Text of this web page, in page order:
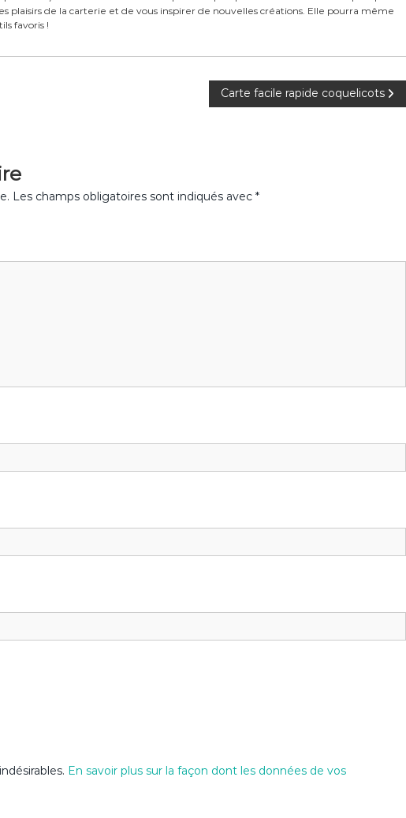
plaisirs de la carterie et de vous inspirer de nouvelles créations. Elle pourra même
favoris !
Carte facile rapide coquelicots
Les champs obligatoires sont indiqués avec *
En savoir plus sur la façon dont les données de vos